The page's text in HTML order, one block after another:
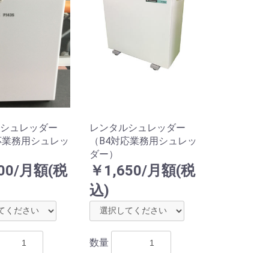
ュレッダー
務用シュレッ
月額(税
レンタルシュレッダー
（B4対応業務用シュレッ
ダー）
￥1,650/月額(税
込)
数量